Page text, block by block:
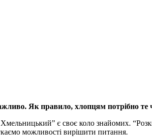
Як правило, хлопцям потрібно
є своє коло знайомих.
можливості вирішити питання.